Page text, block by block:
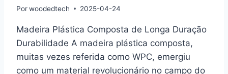
Porwoodedtech 2025-04-24
Madeira Plástica Composta de Longa Duração
Durabilidade A madeira plástica composta,
muitas vezes referida como WPC, emergiu
como um material revolucionário no campo do